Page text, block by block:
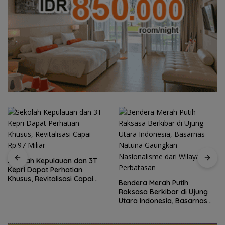
Sekolah Kepulauan dan 3T
Kepri Dapat Perhatian
Khusus, Revitalisasi Capai
Bendera Merah Putih
Raksasa Berkibar di Ujung
Utara Indonesia, Basarnas